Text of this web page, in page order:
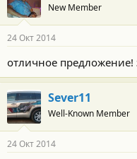
New Member
24 Окт 2014
отличное
Sever11
Well-Known Member
24 Окт 2014